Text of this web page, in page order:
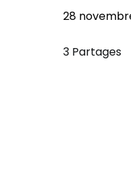
28
3 Partages